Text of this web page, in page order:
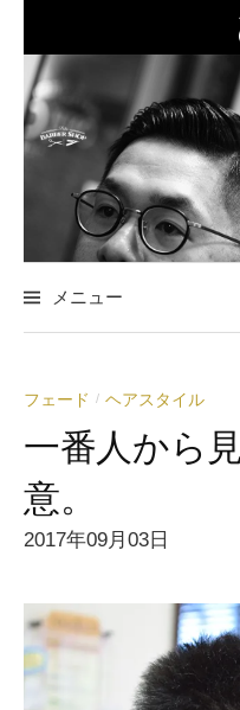
テ
ン
ツ
プ
メニュー
フェード / ヘアスタイル
一番人から
意。
2017年09月03日